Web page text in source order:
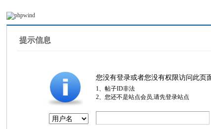
提示信息
您没有登录或者您没有权限访问此页
1、帖子ID非法
2、您还不是站点会员,请先登录站点